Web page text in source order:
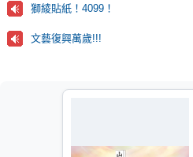
獅綾貼紙！4099！
文藝復興萬歲!!!